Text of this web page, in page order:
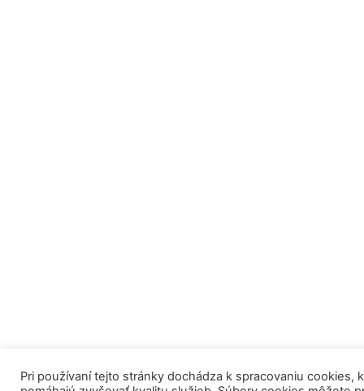
Pri používaní tejto stránky dochádza k spracovaniu cookies,